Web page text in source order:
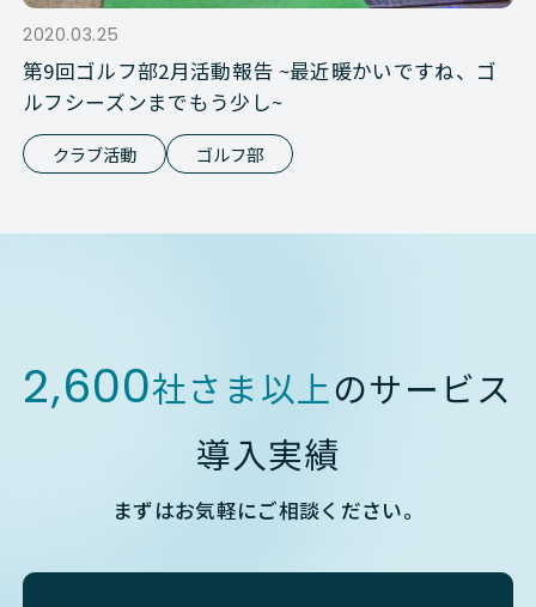
2020.03.25
第9回ゴルフ部2月活動報告 ~最近暖かいですね、ゴ
ルフシーズンまでもう少し~
クラブ活動 ゴルフ部
2,600社さま以上のサービス
導入実績
まずはお気軽にご相談ください。